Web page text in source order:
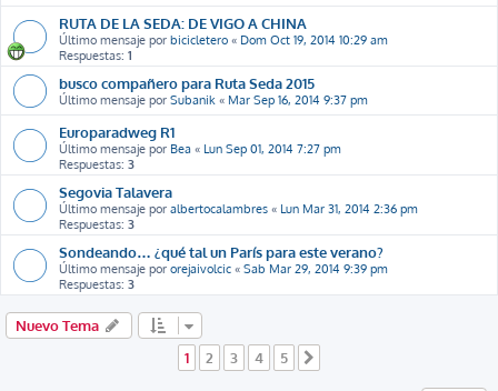
RUTA DE LA SEDA: DE VIGO A CHINA
Último mensaje por bicicletero « Dom Oct 19, 2014 10:29 am
Respuestas: 1
busco compañero para Ruta Seda 2015
Último mensaje por Subanik « Mar Sep 16, 2014 9:37 pm
Europaradweg R1
Último mensaje por Bea « Lun Sep 01, 2014 7:27 pm
Respuestas: 3
Segovia Talavera
Último mensaje por albertocalambres « Lun Mar 31, 2014 2:36 pm
Respuestas: 3
Sondeando… ¿qué tal un París para este verano?
Último mensaje por orejaivolcic « Sab Mar 29, 2014 9:39 pm
Respuestas: 3
Nuevo Tema
1
2 3 4 5